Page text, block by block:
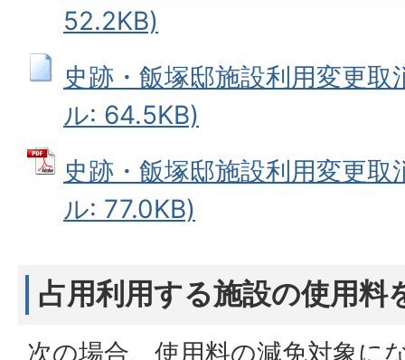
52.2KB)
史跡・飯塚邸施設利用変更
ル: 64.5KB)
史跡・飯塚邸施設利用変更
ル: 77.0KB)
占用利用する施設の使用料
次の場合、使用料の減免対象に